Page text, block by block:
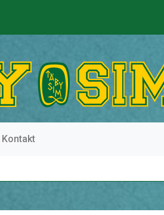
Kontakt